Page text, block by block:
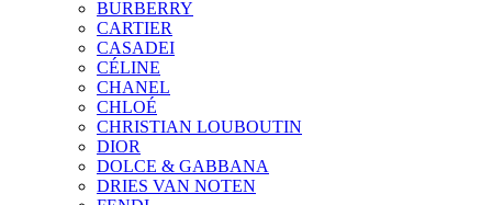
BURBERRY
CARTIER
CASADEI
CÉLINE
CHANEL
CHLOÉ
CHRISTIAN LOUBOUTIN
DIOR
DOLCE & GABBANA
DRIES VAN NOTEN